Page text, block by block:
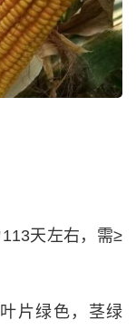
天左右，需≥
片绿色，茎绿